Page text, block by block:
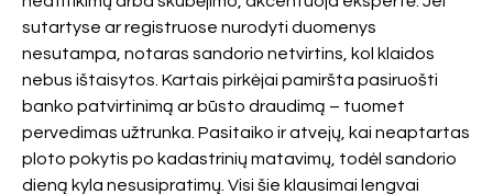
sutartyse ar registruose nurodyti duomenys
nesutampa, notaras sandorio netvirtins, kol klaidos
nebus ištaisytos. Kartais pirkėjai pamiršta pasiruošti
banko patvirtinimą ar būsto draudimą – tuomet
pervedimas užtrunka. Pasitaiko ir atvejų, kai neaptartas
ploto pokytis po kadastrinių matavimų, todėl sandorio
dieną kyla nesusipratimų. Visi šie klausimai lengvai